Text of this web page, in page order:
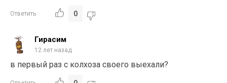
Ответить 0
Гирасим
12 лет назад
в первый раз с колхоза своего выехали?